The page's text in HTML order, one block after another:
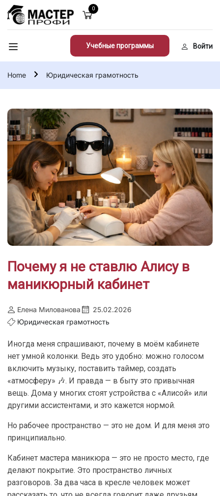
0
Учебные программы Войти
Home Юридическая грамотность
Почему я не ставлю Алису в
маникюрный кабинет
Елена Милованова
25.02.2026
Юридическая грамотность
Иногда меня спрашивают, почему в моём кабинете
нет умной колонки. Ведь это удобно: можно голосом
включить музыку, поставить таймер, создать
«атмосферу» 🎶. И правда — в быту это привычная
вещь. Дома у многих стоят устройства с «Алисой» или
другими ассистентами, и это кажется нормой.
Но рабочее пространство — это не дом. И для меня это
принципиально.
Кабинет мастера маникюра — это не просто место, где
делают покрытие. Это пространство личных
разговоров. За два часа в кресле человек может